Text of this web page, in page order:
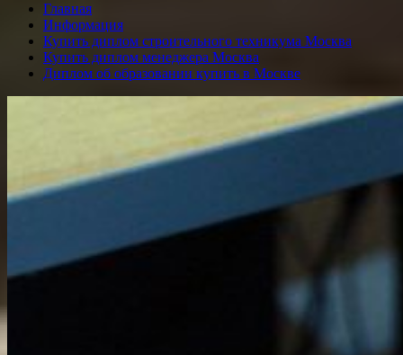
Главная
Информация
Купить диплом строительного техникума Москва
Купить диплом менеджера Москва
Диплом об образовании купить в Москве